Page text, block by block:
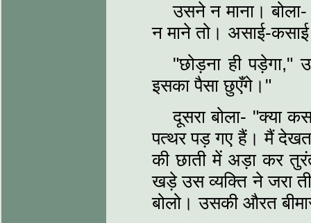
उसने न माना।
न माने तो। असाई-
"छोड़ना ही
इसका पैसा छुएँगे।"
दूसरा बोला- "क्या
पत्थर पड़ गए हैं। मैं
की छाती में अड़ा कर
खड़े उस व्यक्ति ने जरा
बोलो। उसकी औरत